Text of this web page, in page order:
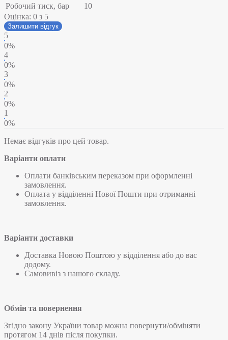
Робочий тиск, бар
10
Оцінка: 0 з 5
Залишити відгук
5
0%
4
0%
3
0%
2
0%
1
0%
Немає відгуків про цей товар.
Варіанти оплати
Оплати банківським переказом при оформленні
замовлення.
Оплата у відділенні Нової Пошти при отриманні
замовлення.
Варіанти доставки
Доставка Новою Поштою у відділення або до вас
додому.
Самовивіз з нашого складу.
Обмін та повернення
Згідно закону України товар можна повернути/обміняти
протягом 14 днів після покупки.